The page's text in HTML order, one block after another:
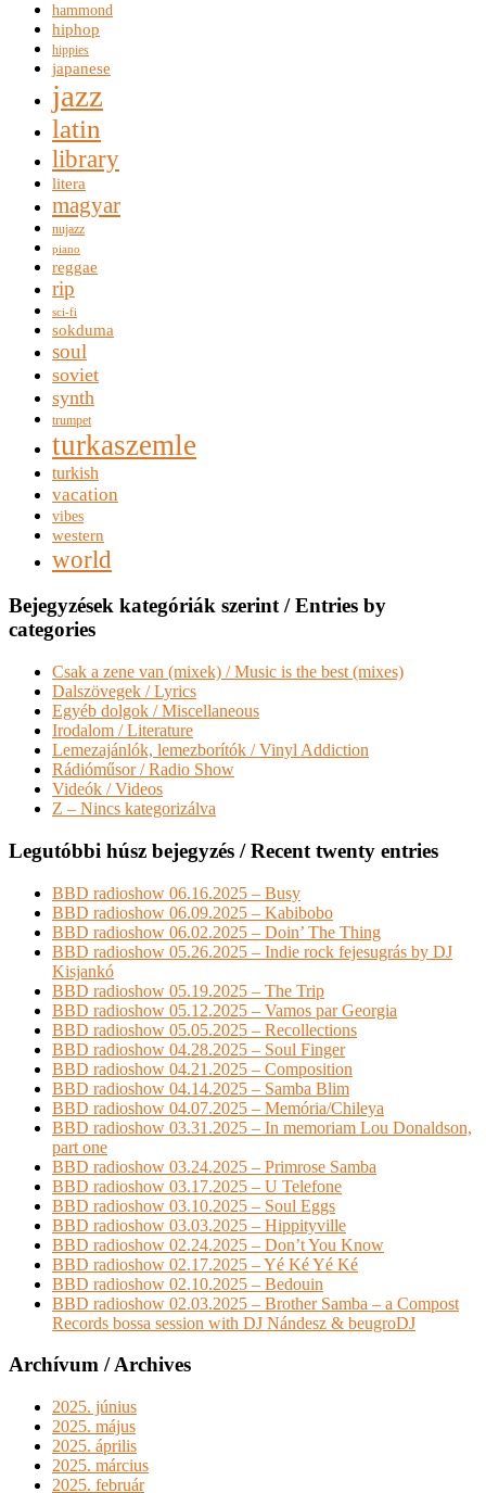
hammond
hiphop
hippies
japanese
jazz
latin
library
litera
magyar
nujazz
piano
reggae
rip
sci-fi
sokduma
soul
soviet
synth
trumpet
turkaszemle
turkish
vacation
vibes
western
world
Bejegyzések kategóriák szerint / Entries by
categories
Csak a zene van (mixek) / Music is the best (mixes)
Dalszövegek / Lyrics
Egyéb dolgok / Miscellaneous
Irodalom / Literature
Lemezajánlók, lemezborítók / Vinyl Addiction
Rádióműsor / Radio Show
Videók / Videos
Z – Nincs kategorizálva
Legutóbbi húsz bejegyzés / Recent twenty entries
BBD radioshow 06.16.2025 – Busy
BBD radioshow 06.09.2025 – Kabibobo
BBD radioshow 06.02.2025 – Doin’ The Thing
BBD radioshow 05.26.2025 – Indie rock fejesugrás by DJ
Kisjankó
BBD radioshow 05.19.2025 – The Trip
BBD radioshow 05.12.2025 – Vamos par Georgia
BBD radioshow 05.05.2025 – Recollections
BBD radioshow 04.28.2025 – Soul Finger
BBD radioshow 04.21.2025 – Composition
BBD radioshow 04.14.2025 – Samba Blim
BBD radioshow 04.07.2025 – Memória/Chileya
BBD radioshow 03.31.2025 – In memoriam Lou Donaldson,
part one
BBD radioshow 03.24.2025 – Primrose Samba
BBD radioshow 03.17.2025 – U Telefone
BBD radioshow 03.10.2025 – Soul Eggs
BBD radioshow 03.03.2025 – Hippityville
BBD radioshow 02.24.2025 – Don’t You Know
BBD radioshow 02.17.2025 – Yé Ké Yé Ké
BBD radioshow 02.10.2025 – Bedouin
BBD radioshow 02.03.2025 – Brother Samba – a Compost
Records bossa session with DJ Nándesz & beugroDJ
Archívum / Archives
2025. június
2025. május
2025. április
2025. március
2025. február